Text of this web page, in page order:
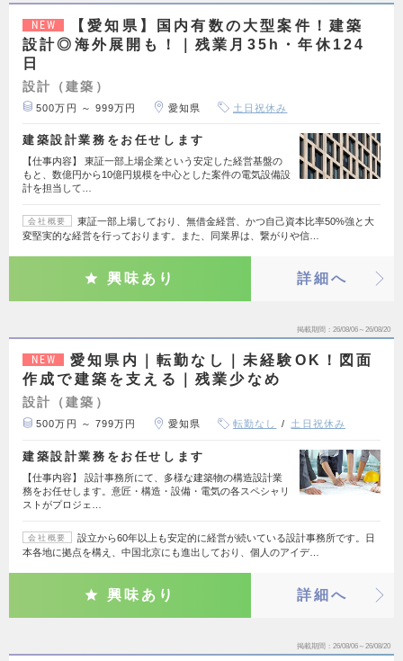
NEW
【愛知県】国内有数の大型案件！建築
設計◎海外展開も！｜残業月35h・年休124
日
設計（建築）
500万円 ～ 999万円 愛知県 土日祝休み
建築設計業務をお任せします
【仕事内容】 東証一部上場企業という安定した経営基盤の
もと、数億円から10億円規模を中心とした案件の電気設備設
計を担当して…
会社概要
東証一部上場しており、無借金経営、かつ自己資本比率50%強と大
変堅実的な経営を行っております。また、同業界は、繋がりや信…
興味あり 詳細へ
掲載期間 26/08/06～26/08/20
NEW
愛知県内｜転勤なし｜未経験OK！図面
作成で建築を支える｜残業少なめ
設計（建築）
500万円 ～ 799万円 愛知県 転勤なし 土日祝休み
建築設計業務をお任せします
【仕事内容】 設計事務所にて、多様な建築物の構造設計業
務をお任せします。意匠・構造・設備・電気の各スペシャリ
ストがプロジェ…
会社概要
設立から60年以上も安定的に経営が続いている設計事務所です。日
本各地に拠点を構え、中国北京にも進出しており、個人のアイデ…
興味あり 詳細へ
掲載期間 26/08/06～26/08/20